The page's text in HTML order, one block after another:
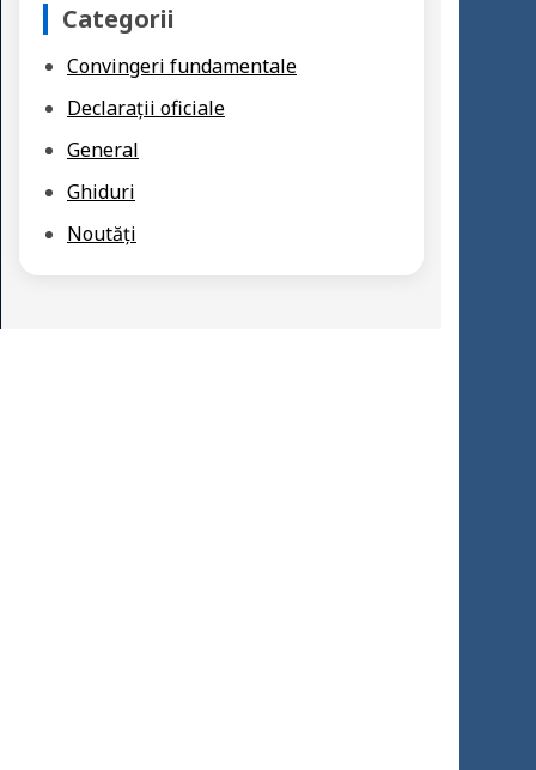
Categorii
Convingeri fundamentale
Declarații oficiale
General
Ghiduri
Noutăți